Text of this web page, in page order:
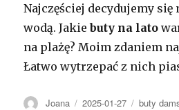
Najczęściej decydujemy się
wodą. Jakiebuty na lato
na plażę? Moim zdaniem
Łatwo wytrzepać z nich
Autor
Joana Opublikowano
2025-01-27 Kategorie
buty